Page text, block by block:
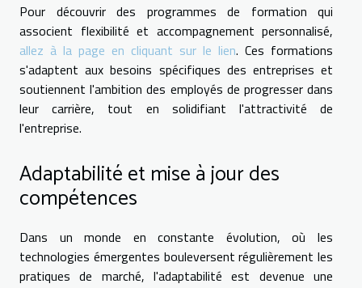
Pour découvrir des programmes de formation qui
associent flexibilité et accompagnement personnalisé,
allez à la page en cliquant sur le lien. Ces formations
s'adaptent aux besoins spécifiques des entreprises et
soutiennent l'ambition des employés de progresser dans
leur carrière, tout en solidifiant l'attractivité de
l'entreprise.
Adaptabilité et mise à jour des
compétences
Dans un monde en constante évolution, où les
technologies émergentes bouleversent régulièrement les
pratiques de marché, l'adaptabilité est devenue une